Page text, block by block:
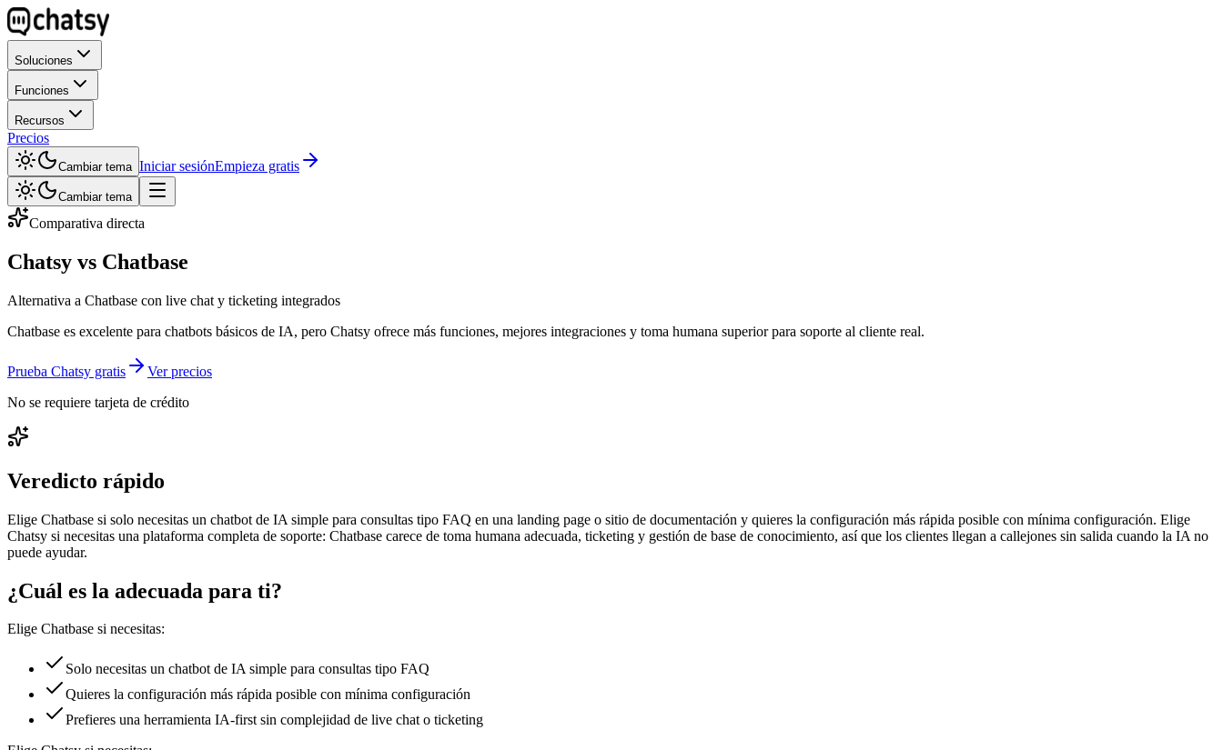
Soluciones
Funciones
Recursos
Precios
Cambiar tema Iniciar sesiónEmpieza gratis
Cambiar tema
Comparativa directa
Chatsy vs Chatbase
Alternativa a Chatbase con live chat y ticketing integrados
Chatbase es excelente para chatbots básicos de IA, pero Chatsy ofrece más funciones, mejores integraciones y toma humana superior para soporte al cliente real.
Prueba Chatsy gratis
Ver precios
No se requiere tarjeta de crédito
Veredicto rápido
Elige Chatbase si solo necesitas un chatbot de IA simple para consultas tipo FAQ en una landing page o sitio de documentación y quieres la configuración más rápida posible con mínima configuración. Elige
Chatsy si necesitas una plataforma completa de soporte: Chatbase carece de toma humana adecuada, ticketing y gestión de base de conocimiento, así que los clientes llegan a callejones sin salida cuando la IA no
puede ayudar.
¿Cuál es la adecuada para ti?
Elige Chatbase si necesitas:
Solo necesitas un chatbot de IA simple para consultas tipo FAQ
Quieres la configuración más rápida posible con mínima configuración
Prefieres una herramienta IA-first sin complejidad de live chat o ticketing